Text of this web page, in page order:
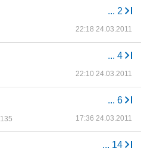
... 2
22:18 24.03.2011
... 4
22:10 24.03.2011
... 6
135 17:36 24.03.2011
... 14